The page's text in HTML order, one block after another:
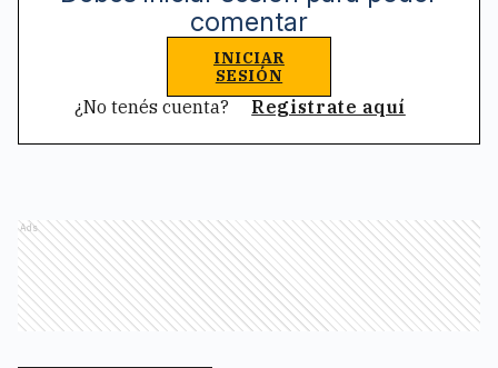
comentar
INICIAR
SESIÓN
¿No tenés cuenta? Registrate aquí
Ads